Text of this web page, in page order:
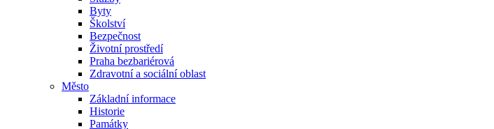
Byty
Školství
Bezpečnost
Životní prostředí
Praha bezbariérová
Zdravotní a sociální oblast
Město
Základní informace
Historie
Památky